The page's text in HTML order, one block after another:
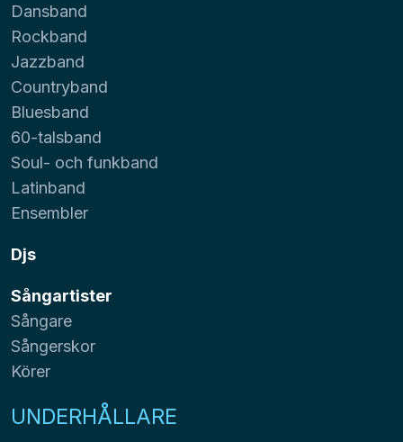
Dansband
Rockband
Jazzband
Countryband
Bluesband
60-talsband
Soul- och funkband
Latinband
Ensembler
Djs
Sångartister
Sångare
Sångerskor
Körer
UNDERHÅLLARE